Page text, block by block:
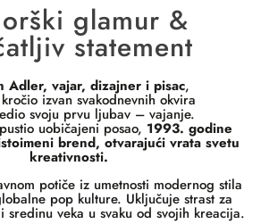
glamur &
statement
Adler, vajar, dizajner i pisac,
izvan svakodnevnih okvira
svoju prvu ljubav – vajanje.
uobičajeni posao, 1993. godine
brend, otvarajući vrata svetu
kreativnosti.
potiče iz umetnosti modernog stila
pop kulture. Uključuje strast za
sredinu veka u svaku od svojih kreacija.